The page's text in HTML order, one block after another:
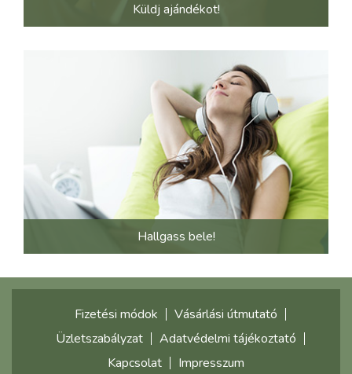
Küldj ajándékot!
Hallgass bele!
Fizetési módok
Vásárlási útmutató
Üzletszabályzat
Adatvédelmi tájékoztató
Kapcsolat
Impresszum